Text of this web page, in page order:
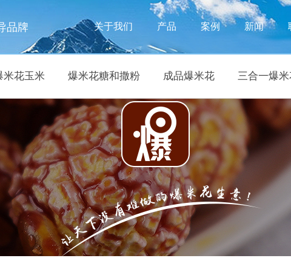
品牌 关于我们 产品 案例 新闻
米花玉米 爆米花糖和撒粉 成品爆米花 三合一爆米